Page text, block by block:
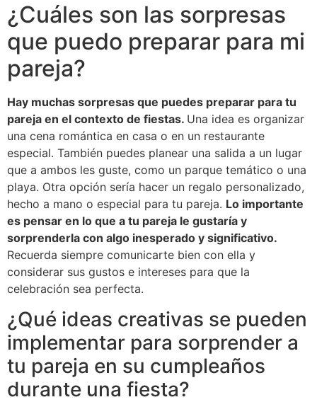
¿Cuáles son las sorpresas
que puedo preparar para mi
pareja?
Hay muchas sorpresas que puedes preparar para tu
pareja en el contexto de fiestas. Una idea es organizar
una cena romántica en casa o en un restaurante
especial. También puedes planear una salida a un lugar
que a ambos les guste, como un parque temático o una
playa. Otra opción sería hacer un regalo personalizado,
hecho a mano o especial para tu pareja. Lo importante
es pensar en lo que a tu pareja le gustaría y
sorprenderla con algo inesperado y significativo.
Recuerda siempre comunicarte bien con ella y
considerar sus gustos e intereses para que la
celebración sea perfecta.
¿Qué ideas creativas se pueden
implementar para sorprender a
tu pareja en su cumpleaños
durante una fiesta?